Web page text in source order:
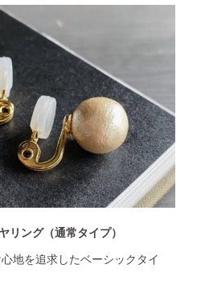
リング（通常タイプ）
地を追求したベーシックタイ